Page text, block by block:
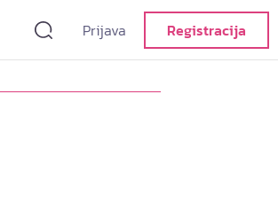
Prijava Registracija